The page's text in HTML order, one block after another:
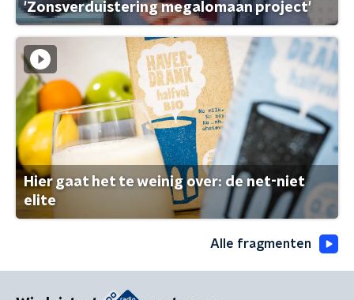
'Zonsverduistering megalomaan project'
Hier gaat het te weinig over: de net-niet
elite
Alle fragmenten